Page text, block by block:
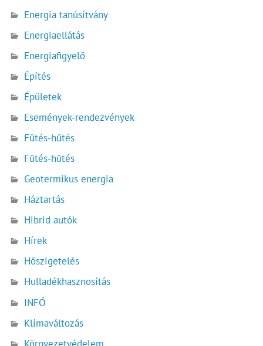
Energia tanúsítvány
Energiaellátás
Energiafigyelő
Építés
Épületek
Események-rendezvények
Fűtés-hűtés
Fűtés-hűtés
Geotermikus energia
Háztartás
Hibrid autók
Hírek
Hőszigetelés
Hulladékhasznosítás
INFÓ
Klímaváltozás